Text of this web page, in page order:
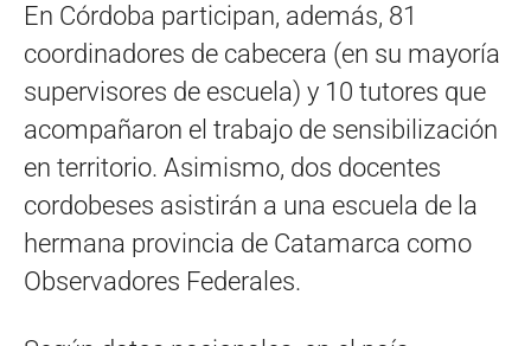
En Córdoba participan, además, 81
coordinadores de cabecera (en su mayoría
supervisores de escuela) y 10 tutores que
acompañaron el trabajo de sensibilización
en territorio. Asimismo, dos docentes
cordobeses asistirán a una escuela de la
hermana provincia de Catamarca como
Observadores Federales.